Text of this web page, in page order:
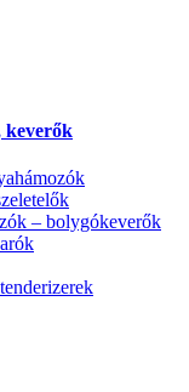
keverők
– bolygókeverők